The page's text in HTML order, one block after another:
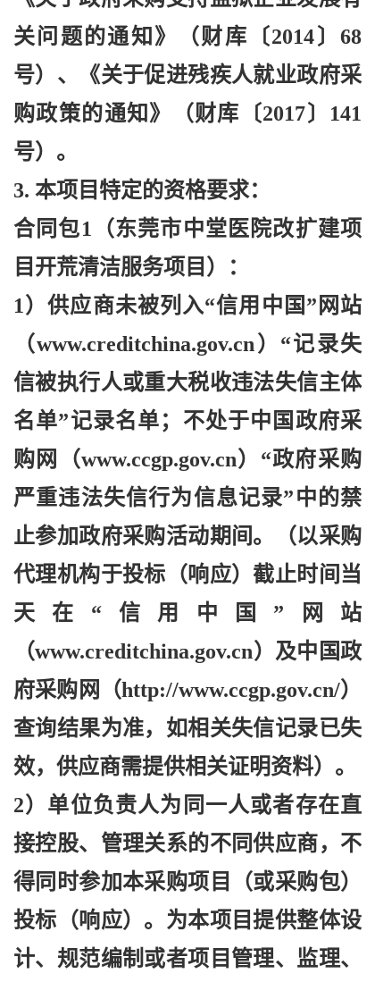
关问题的通知》（财库〔2014〕68
号）、《关于促进残疾人就业政府采
购政策的通知》（财库〔2017〕141
号）。
3. 本项目特定的资格要求：
合同包1（东莞市中堂医院改扩建项
目开荒清洁服务项目）：
1）供应商未被列入“信用中国”网站
（www.creditchina.gov.cn）“记录失
信被执行人或重大税收违法失信主体
名单”记录名单；不处于中国政府采
购网（www.ccgp.gov.cn）“政府采购
严重违法失信行为信息记录”中的禁
止参加政府采购活动期间。（以采购
代理机构于投标（响应）截止时间当
天在“信用中国”网站
（www.creditchina.gov.cn）及中国政
府采购网（http://www.ccgp.gov.cn/）
查询结果为准，如相关失信记录已失
效，供应商需提供相关证明资料）。
2）单位负责人为同一人或者存在直
接控股、管理关系的不同供应商，不
得同时参加本采购项目（或采购包）
投标（响应）。为本项目提供整体设
计、规范编制或者项目管理、监理、